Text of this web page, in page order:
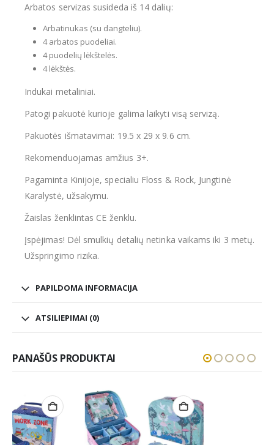
Arbatos servizas susideda iš 14 dalių:
Arbatinukas (su dangteliu).
4 arbatos puodeliai.
4 puodelių lėkštelės.
4 lėkštės.
Indukai metaliniai.
Patogi pakuotė kurioje galima laikyti visą servizą.
Pakuotės išmatavimai: 19.5 x 29 x 9.6 cm.
Rekomenduojamas amžius 3+.
Pagaminta Kinijoje, specialiu Floss & Rock, Jungtinė
Karalystė, užsakymu.
Žaislas ženklintas CE ženklu.
Įspėjimas! Dėl smulkių detalių netinka vaikams iki 3 metų.
Užspringimo rizika.
PAPILDOMA INFORMACIJA
ATSILIEPIMAI (0)
PANAŠŪS PRODUKTAI